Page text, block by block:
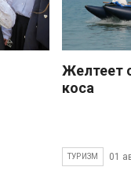
Желтеет
коса
ТУРИЗМ 01